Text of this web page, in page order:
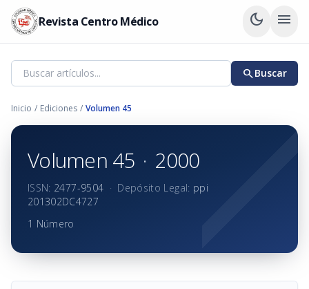
Revista Centro Médico dark_mode menu
searchBuscar
Inicio / Ediciones / Volumen 45
Volumen 45 · 2000
ISSN: 2477-9504 · Depósito Legal: ppi
201302DC4727
1 Número